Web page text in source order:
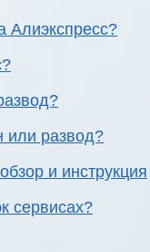
Алиэкспресс?
или развод?
и инструкция
сервисах?